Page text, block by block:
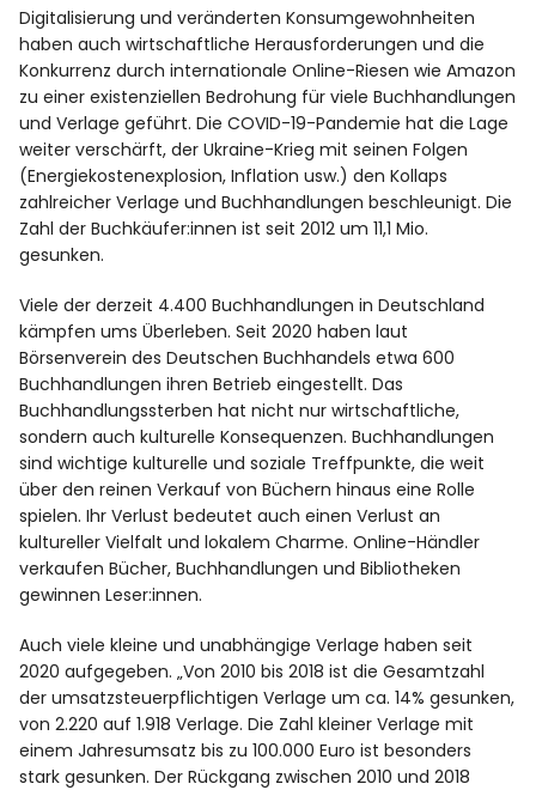
Digitalisierung und veränderten Konsumgewohnheiten
haben auch wirtschaftliche Herausforderungen und die
Konkurrenz durch internationale Online-Riesen wie Amazon
zu einer existenziellen Bedrohung für viele Buchhandlungen
und Verlage geführt. Die COVID-19-Pandemie hat die Lage
weiter verschärft, der Ukraine-Krieg mit seinen Folgen
(Energiekostenexplosion, Inflation usw.) den Kollaps
zahlreicher Verlage und Buchhandlungen beschleunigt. Die
Zahl der Buchkäufer:innen ist seit 2012 um 11,1 Mio.
gesunken.
Viele der derzeit 4.400 Buchhandlungen in Deutschland
kämpfen ums Überleben. Seit 2020 haben laut
Börsenverein des Deutschen Buchhandels etwa 600
Buchhandlungen ihren Betrieb eingestellt. Das
Buchhandlungssterben hat nicht nur wirtschaftliche,
sondern auch kulturelle Konsequenzen. Buchhandlungen
sind wichtige kulturelle und soziale Treffpunkte, die weit
über den reinen Verkauf von Büchern hinaus eine Rolle
spielen. Ihr Verlust bedeutet auch einen Verlust an
kultureller Vielfalt und lokalem Charme. Online-Händler
verkaufen Bücher, Buchhandlungen und Bibliotheken
gewinnen Leser:innen.
Auch viele kleine und unabhängige Verlage haben seit
2020 aufgegeben. „Von 2010 bis 2018 ist die Gesamtzahl
der umsatzsteuerpflichtigen Verlage um ca. 14% gesunken,
von 2.220 auf 1.918 Verlage. Die Zahl kleiner Verlage mit
einem Jahresumsatz bis zu 100.000 Euro ist besonders
stark gesunken. Der Rückgang zwischen 2010 und 2018